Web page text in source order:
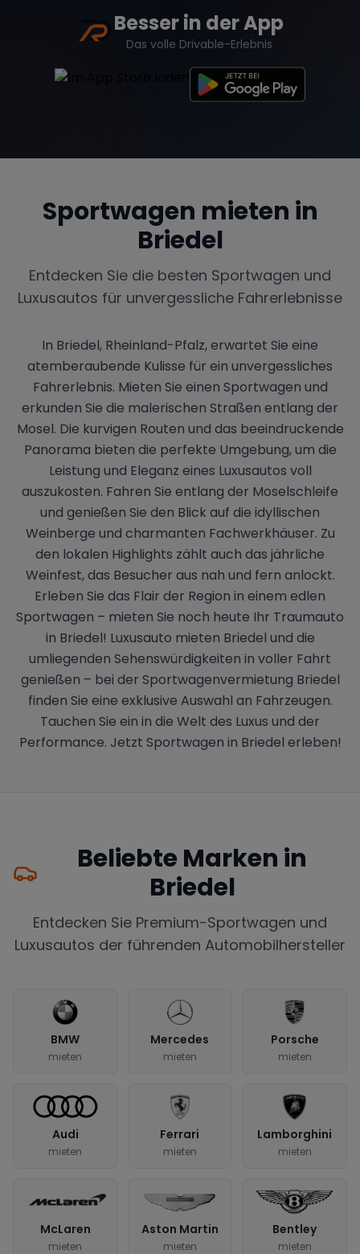
Besser in der App
Das volle Drivable-Erlebnis
Sportwagen mieten in
Briedel
Entdecken Sie die besten Sportwagen und
Luxusautos für unvergessliche Fahrerlebnisse
In Briedel, Rheinland-Pfalz, erwartet Sie eine
atemberaubende Kulisse für ein unvergessliches
Fahrerlebnis. Mieten Sie einen Sportwagen und
erkunden Sie die malerischen Straßen entlang der
Mosel. Die kurvigen Routen und das beeindruckende
Panorama bieten die perfekte Umgebung, um die
Leistung und Eleganz eines Luxusautos voll
auszukosten. Fahren Sie entlang der Moselschleife
und genießen Sie den Blick auf die idyllischen
Weinberge und charmanten Fachwerkhäuser. Zu
den lokalen Highlights zählt auch das jährliche
Weinfest, das Besucher aus nah und fern anlockt.
Erleben Sie das Flair der Region in einem edlen
Sportwagen – mieten Sie noch heute Ihr Traumauto
in Briedel! Luxusauto mieten Briedel und die
umliegenden Sehenswürdigkeiten in voller Fahrt
genießen – bei der Sportwagenvermietung Briedel
finden Sie eine exklusive Auswahl an Fahrzeugen.
Tauchen Sie ein in die Welt des Luxus und der
Performance. Jetzt Sportwagen in Briedel erleben!
Beliebte Marken in
Briedel
Entdecken Sie Premium-Sportwagen und
Luxusautos der führenden Automobilhersteller
BMW
mieten
Mercedes
mieten
Porsche
mieten
Audi
mieten
Ferrari
mieten
Lamborghini
mieten
McLaren
mieten
Aston Martin
mieten
Bentley
mieten